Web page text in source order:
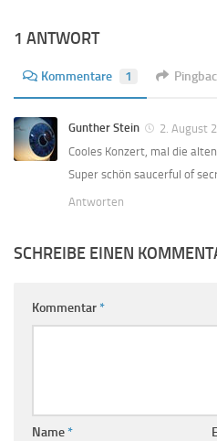
1 ANTWORT
Kommentare 1
Gunther Stein
2. August
Cooles Konzert, mal die
Super schön saucerful of
Antworten
SCHREIBE EINEN
Kommentar*
Name*